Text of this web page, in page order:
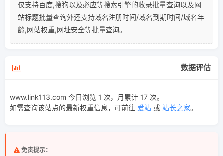
仅支持百度,搜狗以及必应等搜索引擎的收录批量查询以及网
站标题批量查询外还支持域名注册时间/域名到期时间/域名年
龄,网站权重,网址安全等批量查询。
数据评估
www.link113.com 今日浏览 1 次，月累计 17 次。
如需查询该站点的最新权重信息，可前往 爱站 或 站长之家。
免责提示：